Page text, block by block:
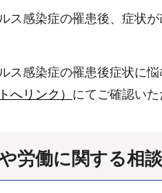
ス感染症の罹患後、症状
ス感染症の罹患後症状に
へリンク） にてご確認いた
労働に関する相